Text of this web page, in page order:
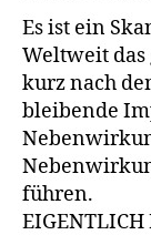
Es ist ein
Weltweit das
kurz nach
bleibende
führen.
EIGENTLICH